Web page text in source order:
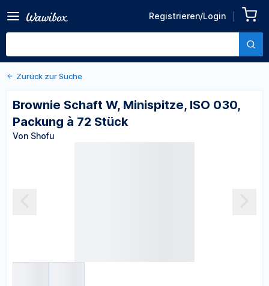
Registrieren/Login
Minispitze, ISO 030,
Packung à 72 Stück
Von Shofu
Zurück zu den Produktdetails
Zurück zur Suche
Brownie Schaft W, Minispitze, ISO 030,
Packung à 72 Stück
Von Shofu